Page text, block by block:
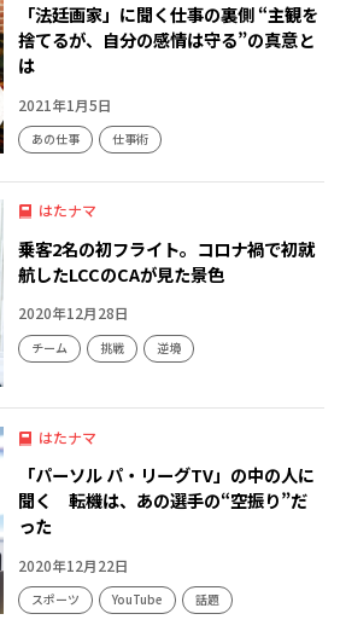
「法廷画家」に聞く仕事の裏側 “主観を
捨てるが、自分の感情は守る”の真意と
は
2021年1月5日
あの仕事 仕事術
はたナマ
乗客2名の初フライト。コロナ禍で初就
航したLCCのCAが見た景色
2020年12月28日
チーム 挑戦 逆境
はたナマ
「パーソル パ・リーグTV」の中の人に
聞く 転機は、あの選手の“空振り”だ
った
2020年12月22日
スポーツ YouTube 話題